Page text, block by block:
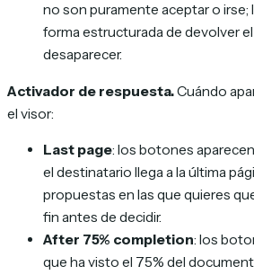
no son puramente aceptar o irse;
forma estructurada de devolver
desaparecer.
Activador de respuesta.Cuándo
el visor:
Last page: los botones
el destinatario llega a la última
propuestas en las que quieres
fin antes de decidir.
After 75% completion: los
que ha visto el 75% del